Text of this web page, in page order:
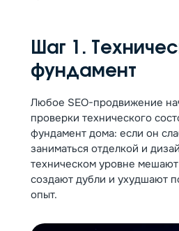
Шаг 1.
фундамент
Любое SEO-продвижение
проверки технического
фундамент дома: если он
заниматься отделкой и
техническом уровне
создают дубли и ухудшают
опыт.